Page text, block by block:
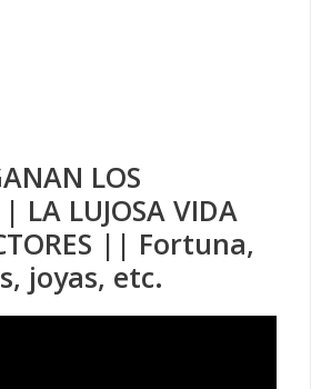
LOS
LA LUJOSA VIDA
|| Fortuna,
joyas, etc.